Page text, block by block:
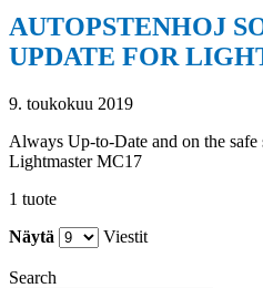
AUTOPSTENHOJ
UPDATE FOR
9. toukokuu 2019
Always Up-to-Date and on the
Lightmaster MC17
1 tuote
Näytä
Viestit
Search